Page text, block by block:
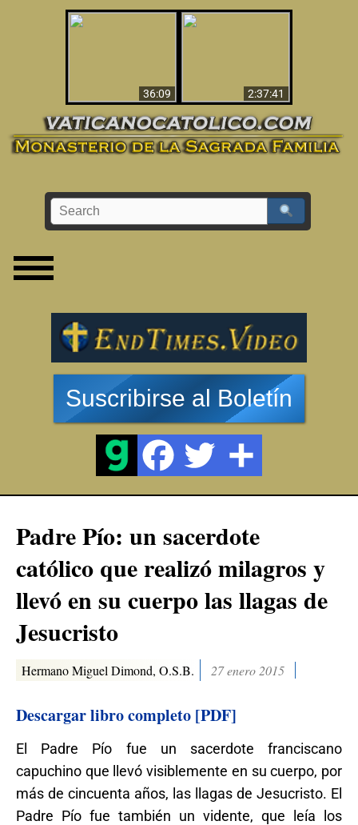
36:09
2:37:41
Suscribirse al Boletín
Padre Pío: un sacerdote
católico que realizó milagros y
llevó en su cuerpo las llagas de
Jesucristo
Hermano Miguel Dimond, O.S.B. 27 enero 2015
Descargar libro completo [PDF]
El Padre Pío fue un sacerdote franciscano
capuchino que llevó visiblemente en su cuerpo, por
más de cincuenta años, las llagas de Jesucristo. El
Padre Pío fue también un vidente, que leía los